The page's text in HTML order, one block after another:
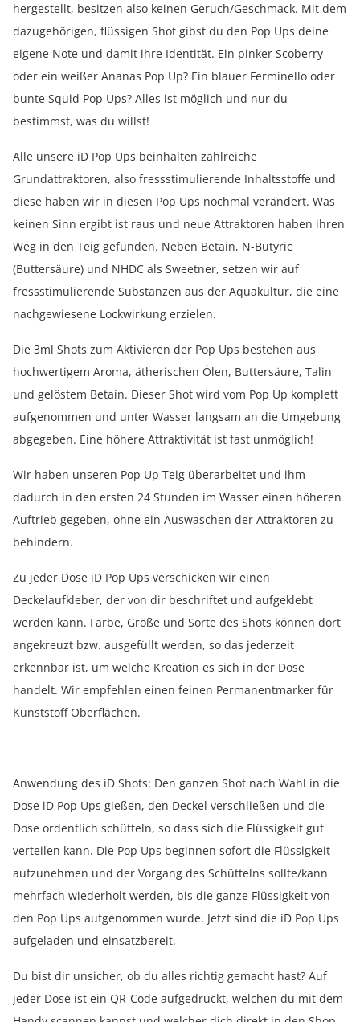
hergestellt, besitzen also keinen Geruch/Geschmack. Mit dem
dazugehörigen, flüssigen Shot gibst du den Pop Ups deine
eigene Note und damit ihre Identität. Ein pinker Scoberry
oder ein weißer Ananas Pop Up? Ein blauer Ferminello oder
bunte Squid Pop Ups? Alles ist möglich und nur du
bestimmst, was du willst!
Alle unsere iD Pop Ups beinhalten zahlreiche
Grundattraktoren, also fressstimulierende Inhaltsstoffe und
diese haben wir in diesen Pop Ups nochmal verändert. Was
keinen Sinn ergibt ist raus und neue Attraktoren haben ihren
Weg in den Teig gefunden. Neben Betain, N-Butyric
(Buttersäure) und NHDC als Sweetner, setzen wir auf
fressstimulierende Substanzen aus der Aquakultur, die eine
nachgewiesene Lockwirkung erzielen.
Die 3ml Shots zum Aktivieren der Pop Ups bestehen aus
hochwertigem Aroma, ätherischen Ölen, Buttersäure, Talin
und gelöstem Betain. Dieser Shot wird vom Pop Up komplett
aufgenommen und unter Wasser langsam an die Umgebung
abgegeben. Eine höhere Attraktivität ist fast unmöglich!
Wir haben unseren Pop Up Teig überarbeitet und ihm
dadurch in den ersten 24 Stunden im Wasser einen höheren
Auftrieb gegeben, ohne ein Auswaschen der Attraktoren zu
behindern.
Zu jeder Dose iD Pop Ups verschicken wir einen
Deckelaufkleber, der von dir beschriftet und aufgeklebt
werden kann. Farbe, Größe und Sorte des Shots können dort
angekreuzt bzw. ausgefüllt werden, so das jederzeit
erkennbar ist, um welche Kreation es sich in der Dose
handelt. Wir empfehlen einen feinen Permanentmarker für
Kunststoff Oberflächen.
Anwendung des iD Shots: Den ganzen Shot nach Wahl in die
Dose iD Pop Ups gießen, den Deckel verschließen und die
Dose ordentlich schütteln, so dass sich die Flüssigkeit gut
verteilen kann. Die Pop Ups beginnen sofort die Flüssigkeit
aufzunehmen und der Vorgang des Schüttelns sollte/kann
mehrfach wiederholt werden, bis die ganze Flüssigkeit von
den Pop Ups aufgenommen wurde. Jetzt sind die iD Pop Ups
aufgeladen und einsatzbereit.
Du bist dir unsicher, ob du alles richtig gemacht hast? Auf
jeder Dose ist ein QR-Code aufgedruckt, welchen du mit dem